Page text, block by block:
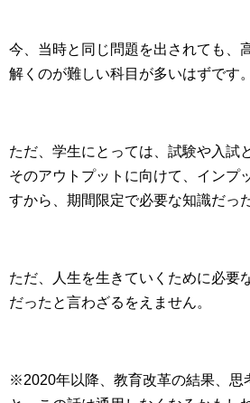
今、当時と同じ問題を出されても、
解くのが難しい科目が多いはずです。
ただ、学生にとっては、試験や入試
そのアウトプットに向けて、インプ
すから、期間限定で必要な知識だっ
ただ、人生を生きていくために必要
だったと言わざるをえません。
※2020年以降、教育改革の結果、思